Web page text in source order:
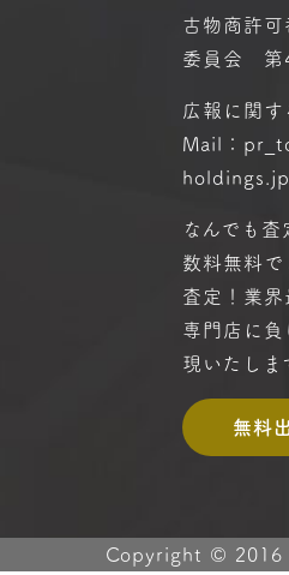
古物商許
委員会 第
広報に関す
Mail：
holdings.jp
なんでも
数料無料で
査定！ 業界
専門店に 負
現いたしま
無料
Copyright © 2016 -